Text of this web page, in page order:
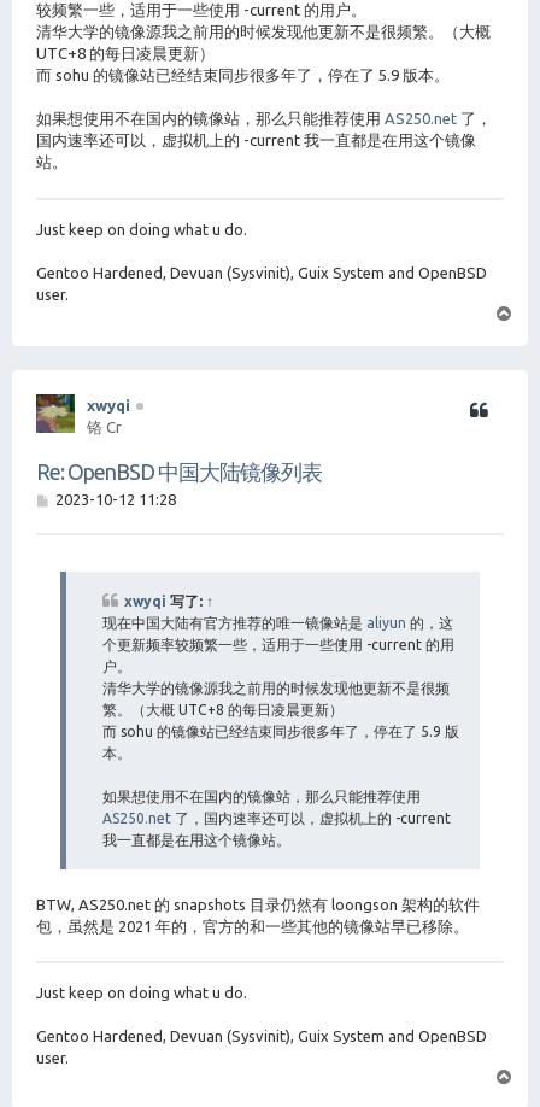
较频繁一些，适用于一些使用 -current 的用户。
清华大学的镜像源我之前用的时候发现他更新不是很频繁。（大概
UTC+8 的每日凌晨更新）
而 sohu 的镜像站已经结束同步很多年了，停在了 5.9 版本。
如果想使用不在国内的镜像站，那么只能推荐使用 AS250.net 了，
国内速率还可以，虚拟机上的 -current 我一直都是在用这个镜像
站。
Just keep on doing what u do.
Gentoo Hardened, Devuan (Sysvinit), Guix System and OpenBSD
user.
xwyqi
铬 Cr
Re: OpenBSD 中国大陆镜像列表
帖
2023-10-12 11:28
xwyqi 写了: ↑
现在中国大陆有官方推荐的唯一镜像站是 aliyun 的，这
个更新频率较频繁一些，适用于一些使用 -current 的用
户。
清华大学的镜像源我之前用的时候发现他更新不是很频
繁。（大概 UTC+8 的每日凌晨更新）
而 sohu 的镜像站已经结束同步很多年了，停在了 5.9 版
本。
如果想使用不在国内的镜像站，那么只能推荐使用
AS250.net 了，国内速率还可以，虚拟机上的 -current
我一直都是在用这个镜像站。
BTW, AS250.net 的 snapshots 目录仍然有 loongson 架构的软件
包，虽然是 2021 年的，官方的和一些其他的镜像站早已移除。
Just keep on doing what u do.
Gentoo Hardened, Devuan (Sysvinit), Guix System and OpenBSD
user.